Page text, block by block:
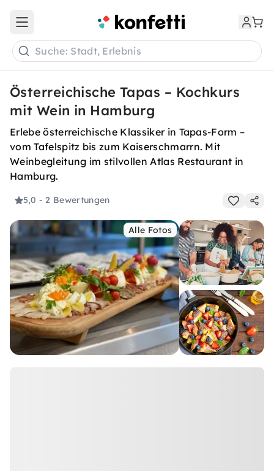
Open main menu
Suche: Stadt, Erlebnis
Österreichische Tapas – Kochkurs
mit Wein in Hamburg
Erlebe österreichische Klassiker in Tapas-Form –
vom Tafelspitz bis zum Kaiserschmarrn. Mit
Weinbegleitung im stilvollen Atlas Restaurant in
Hamburg.
5,0 - 2 Bewertungen
Alle Fotos